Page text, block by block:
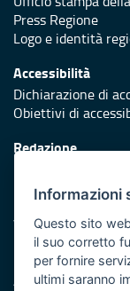
Press Regione
Logo e identità
Accessibilità
Dichiarazione di
Obiettivi di
Redazione
Protezione civile
Vai al sito di
Iniziativa
Asse XI
Informazioni
Questo sito
il suo corretto
per fornire
ultimi saranno